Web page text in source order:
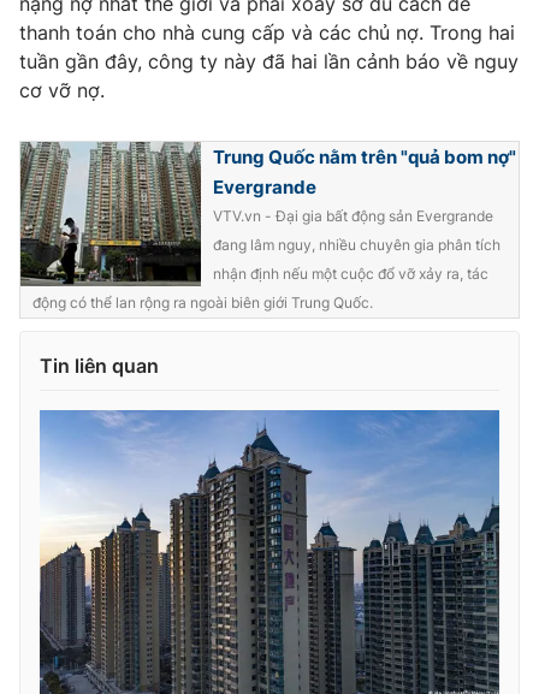
Ðiện thoại Thời báo VTV: 024.66 897 897
Email: toasoan@vtv.vn
Liên hệ quảng cáo:
024-7300.7108
® Cấm sao chép dưới mọi hình thức nếu không có sự chấp
thuận bằng văn bản. Ghi rõ nguồn VTV.vn khi phát hành lại
thông tin từ website này.
thanh toán cho nhà cung cấp và các chủ nợ. Trong hai
tuần gần đây, công ty này đã hai lần cảnh báo về nguy
cơ vỡ nợ.
Trung Quốc nằm trên "quả bom nợ"
Evergrande
VTV.vn - Đại gia bất động sản Evergrande
đang lâm nguy, nhiều chuyên gia phân tích
nhận định nếu một cuộc đổ vỡ xảy ra, tác
động có thể lan rộng ra ngoài biên giới Trung Quốc.
Tin liên quan